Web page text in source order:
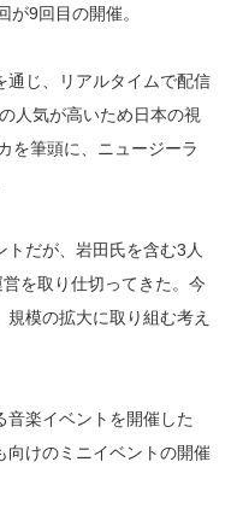
が9回目の開催。
じ、リアルタイムで配信
人気が高いため日本の視
を筆頭に、ニュージーラ
だが、岩田氏を含む3人
を取り仕切ってきた。今
模の拡大に取り組む考え
楽イベントを開催した
向けのミニイベントの開催